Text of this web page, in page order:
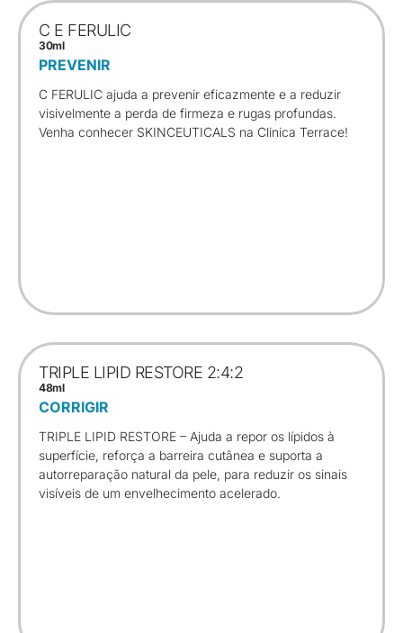
C E FERULIC
30ml
PREVENIR
C FERULIC ajuda a prevenir eficazmente e a reduzir
visivelmente a perda de firmeza e rugas profundas.
Venha conhecer SKINCEUTICALS na Clinica Terrace!
TRIPLE LIPID RESTORE 2:4:2
48ml
CORRIGIR
TRIPLE LIPID RESTORE – Ajuda a repor os lípidos à
superfície, reforça a barreira cutânea e suporta a
autorreparação natural da pele, para reduzir os sinais
visíveis de um envelhecimento acelerado.